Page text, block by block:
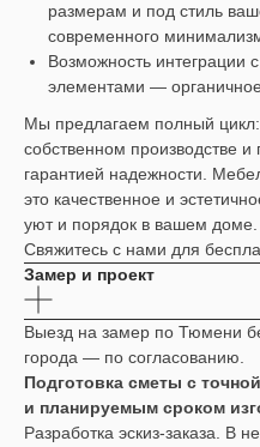
размерам и под стиль
современного
Возможность интеграции
элементами —
Мы предлагаем полный цикл:
собственном производстве
гарантией надежности.
это качественное и
уют и порядок в вашем доме.
Свяжитесь с нами для
Замер и проект
Выезд на замер по Тюмени
города — по согласованию.
Подготовка сметы с
и планируемым сроком
Разработка эскиз-заказа. В